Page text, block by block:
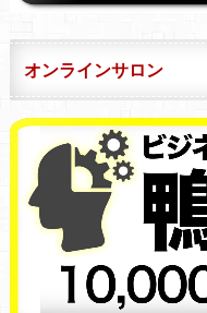
オンラインサロン